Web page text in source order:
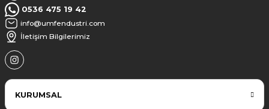
0536 475 19 42
info@umfendustri.com
İletişim Bilgilerimiz
KURUMSAL